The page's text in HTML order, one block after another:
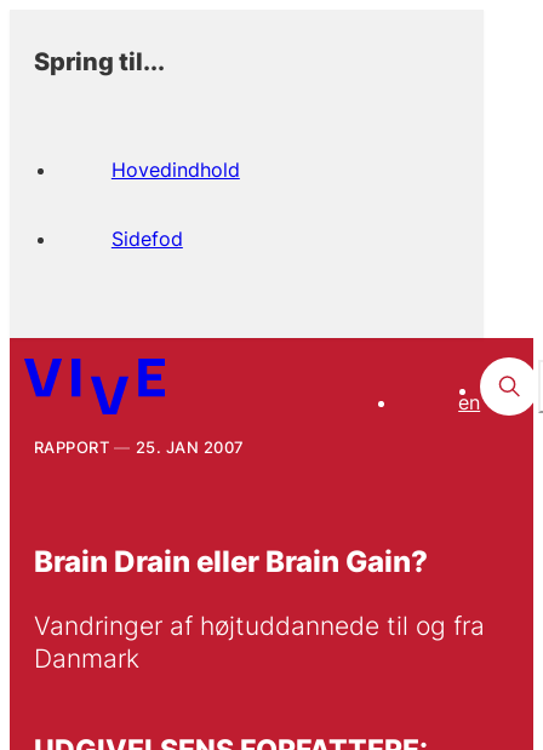
Spring til...
Hovedindhold
Sidefod
en
RAPPORT 25. JAN 2007
Brain Drain eller Brain Gain?
Vandringer af højtuddannede til og fra
Danmark